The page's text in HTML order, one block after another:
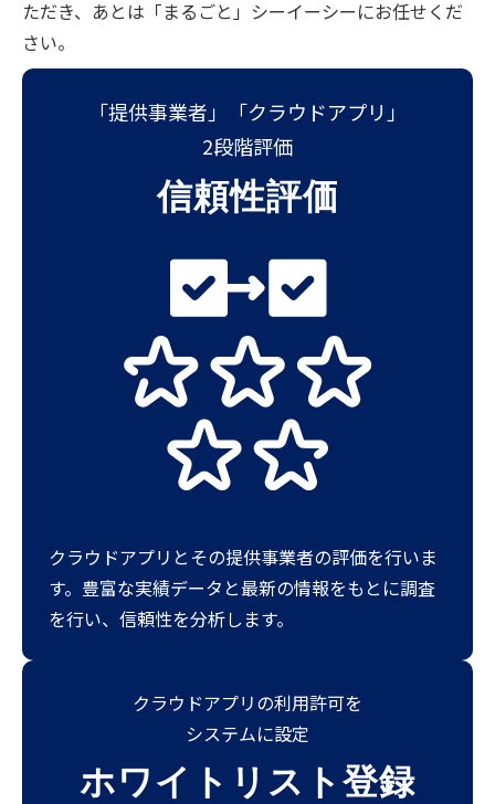
ただき、あとは「まるごと」シーイーシーにお任せくだ
さい。
「提供事業者」「クラウドアプリ」
2段階評価
信頼性評価
クラウドアプリとその提供事業者の評価を行いま
す。豊富な実績データと最新の情報をもとに調査
を行い、信頼性を分析します。
クラウドアプリの利用許可を
システムに設定
ホワイトリスト登録